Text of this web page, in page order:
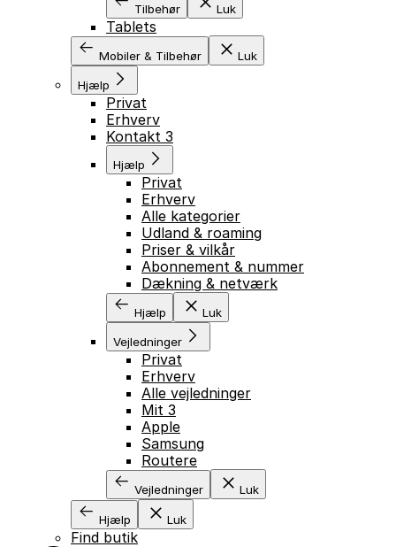
Tilbehør Luk
Tablets
Mobiler & Tilbehør Luk
Hjælp
Privat
Erhverv
Kontakt 3
Hjælp
Privat
Erhverv
Alle kategorier
Udland & roaming
Priser & vilkår
Abonnement & nummer
Dækning & netværk
Hjælp Luk
Vejledninger
Privat
Erhverv
Alle vejledninger
Mit 3
Apple
Samsung
Routere
Vejledninger Luk
Hjælp Luk
Find butik